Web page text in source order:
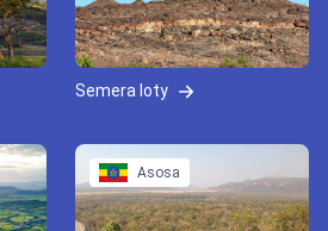
Semera loty
Asosa